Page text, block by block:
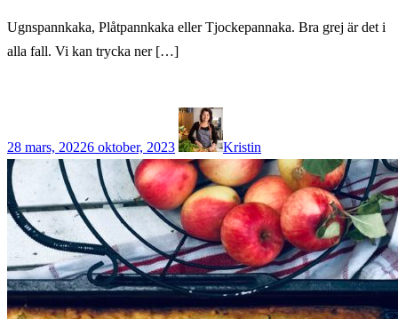
Ugnspannkaka, Plåtpannkaka eller Tjockepannaka. Bra grej är det i
alla fall. Vi kan trycka ner […]
28 mars, 20226 oktober, 2023 Kristin